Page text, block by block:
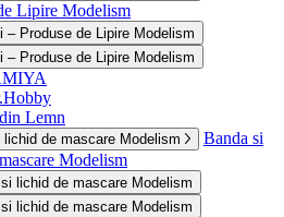
Lipire Modelism
– Produse de Lipire Modelism
– Produse de Lipire Modelism
Lemn
lichid de mascare Modelism
Banda si
Modelism
si lichid de mascare Modelism
si lichid de mascare Modelism